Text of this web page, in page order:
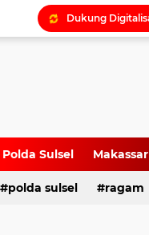
Polda Sulsel Makassar
polda sulsel ragam